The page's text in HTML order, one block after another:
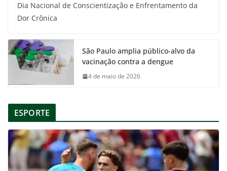
Dia Nacional de Conscientização e Enfrentamento da
Dor Crônica
São Paulo amplia público-alvo da
vacinação contra a dengue
4 de maio de 2026
ESPORTE